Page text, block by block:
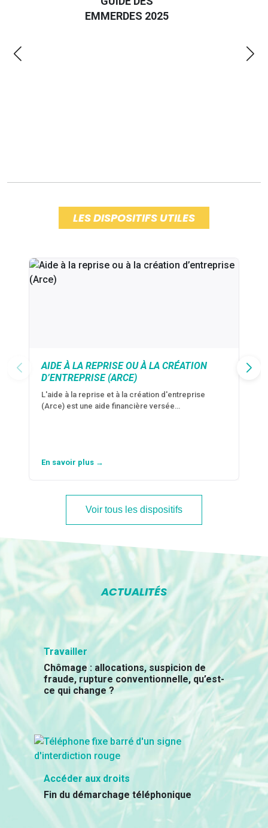
EMMERDES 2025
LES DISPOSITIFS UTILES
AIDE À LA REPRISE OU À LA CRÉATION
D’ENTREPRISE (ARCE)
L'aide à la reprise et à la création d'entreprise
(Arce) est une aide financière versée…
En savoir plus →
Voir tous les dispositifs
ACTUALITÉS
Travailler
Chômage : allocations, suspicion de
fraude, rupture conventionnelle, qu’est-
ce qui change ?
Accéder aux droits
Fin du démarchage téléphonique